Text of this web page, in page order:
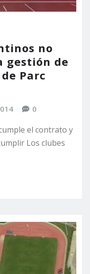
no
gestión de
Parc
0
el contrato y
Los clubes